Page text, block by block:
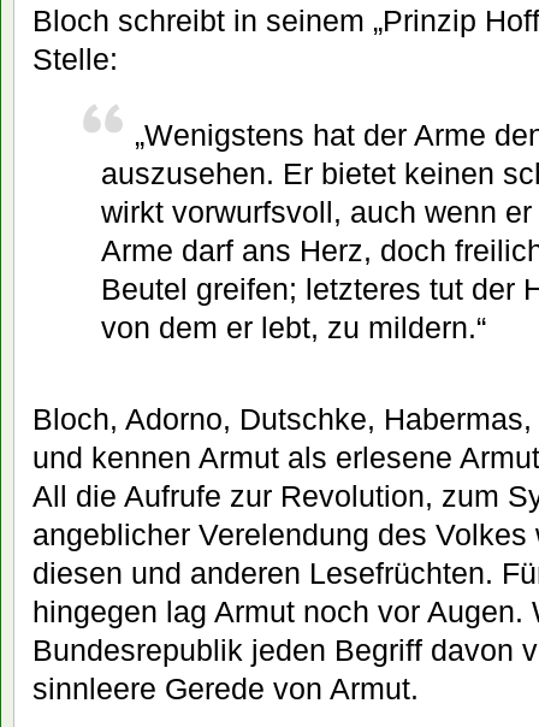
Bloch schreibt in seinem „Prinzip
Stelle:
„Wenigstens hat der Arme
auszusehen. Er bietet keinen
wirkt vorwurfsvoll, auch wenn
Arme darf ans Herz, doch
Beutel greifen; letzteres tut der
von dem er lebt, zu mildern.“
Bloch, Adorno, Dutschke,
und kennen Armut als erlesene
All die Aufrufe zur Revolution, zum
angeblicher Verelendung des Volkes
diesen und anderen Lesefrüchten.
hingegen lag Armut noch vor Augen.
Bundesrepublik jeden Begriff davon
sinnleere Gerede von Armut.